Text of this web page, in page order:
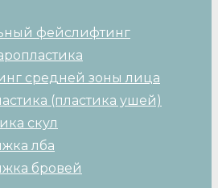
фейслифтинг
средней зоны лица
(пластика ушей)
скул
лба
бровей